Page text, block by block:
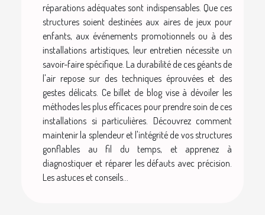
réparations adéquates sont indispensables. Que ces
structures soient destinées aux aires de jeux pour
enfants, aux événements promotionnels ou à des
installations artistiques, leur entretien nécessite un
savoir-faire spécifique. La durabilité de ces géants de
l'air repose sur des techniques éprouvées et des
gestes délicats. Ce billet de blog vise à dévoiler les
méthodes les plus efficaces pour prendre soin de ces
installations si particulières. Découvrez comment
maintenir la splendeur et l'intégrité de vos structures
gonflables au fil du temps, et apprenez à
diagnostiquer et réparer les défauts avec précision.
Les astuces et conseils...